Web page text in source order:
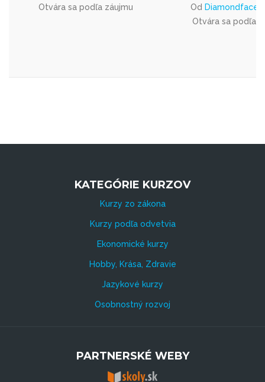
Otvára sa podľa záujmu
Od Diamondface
Otvára sa podľa
KATEGÓRIE KURZOV
Kurzy zo zákona
Kurzy podľa odvetvia
Ekonomické kurzy
Hobby, Krása, Zdravie
Jazykové kurzy
Osobnostný rozvoj
PARTNERSKÉ WEBY